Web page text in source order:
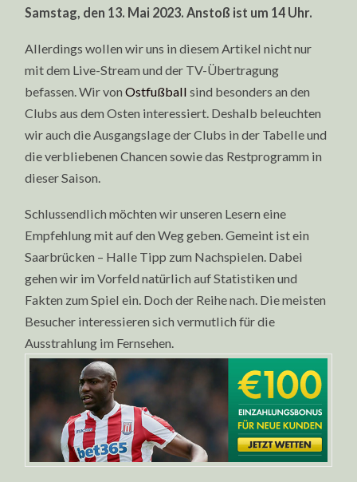
Samstag, den 13. Mai 2023. Anstoß ist um 14 Uhr.
Allerdings wollen wir uns in diesem Artikel nicht nur
mit dem Live-Stream und der TV-Übertragung
befassen. Wir vonOstfußball sind besonders an den
Clubs aus dem Osten interessiert. Deshalb beleuchten
wir auch die Ausgangslage der Clubs in der Tabelle und
die verbliebenen Chancen sowie das Restprogramm in
dieser Saison.
Schlussendlich möchten wir unseren Lesern eine
Empfehlung mit auf den Weg geben. Gemeint ist ein
Saarbrücken – Halle Tipp zum Nachspielen. Dabei
gehen wir im Vorfeld natürlich auf Statistiken und
Fakten zum Spiel ein. Doch der Reihe nach. Die meisten
Besucher interessieren sich vermutlich für die
Ausstrahlung im Fernsehen.